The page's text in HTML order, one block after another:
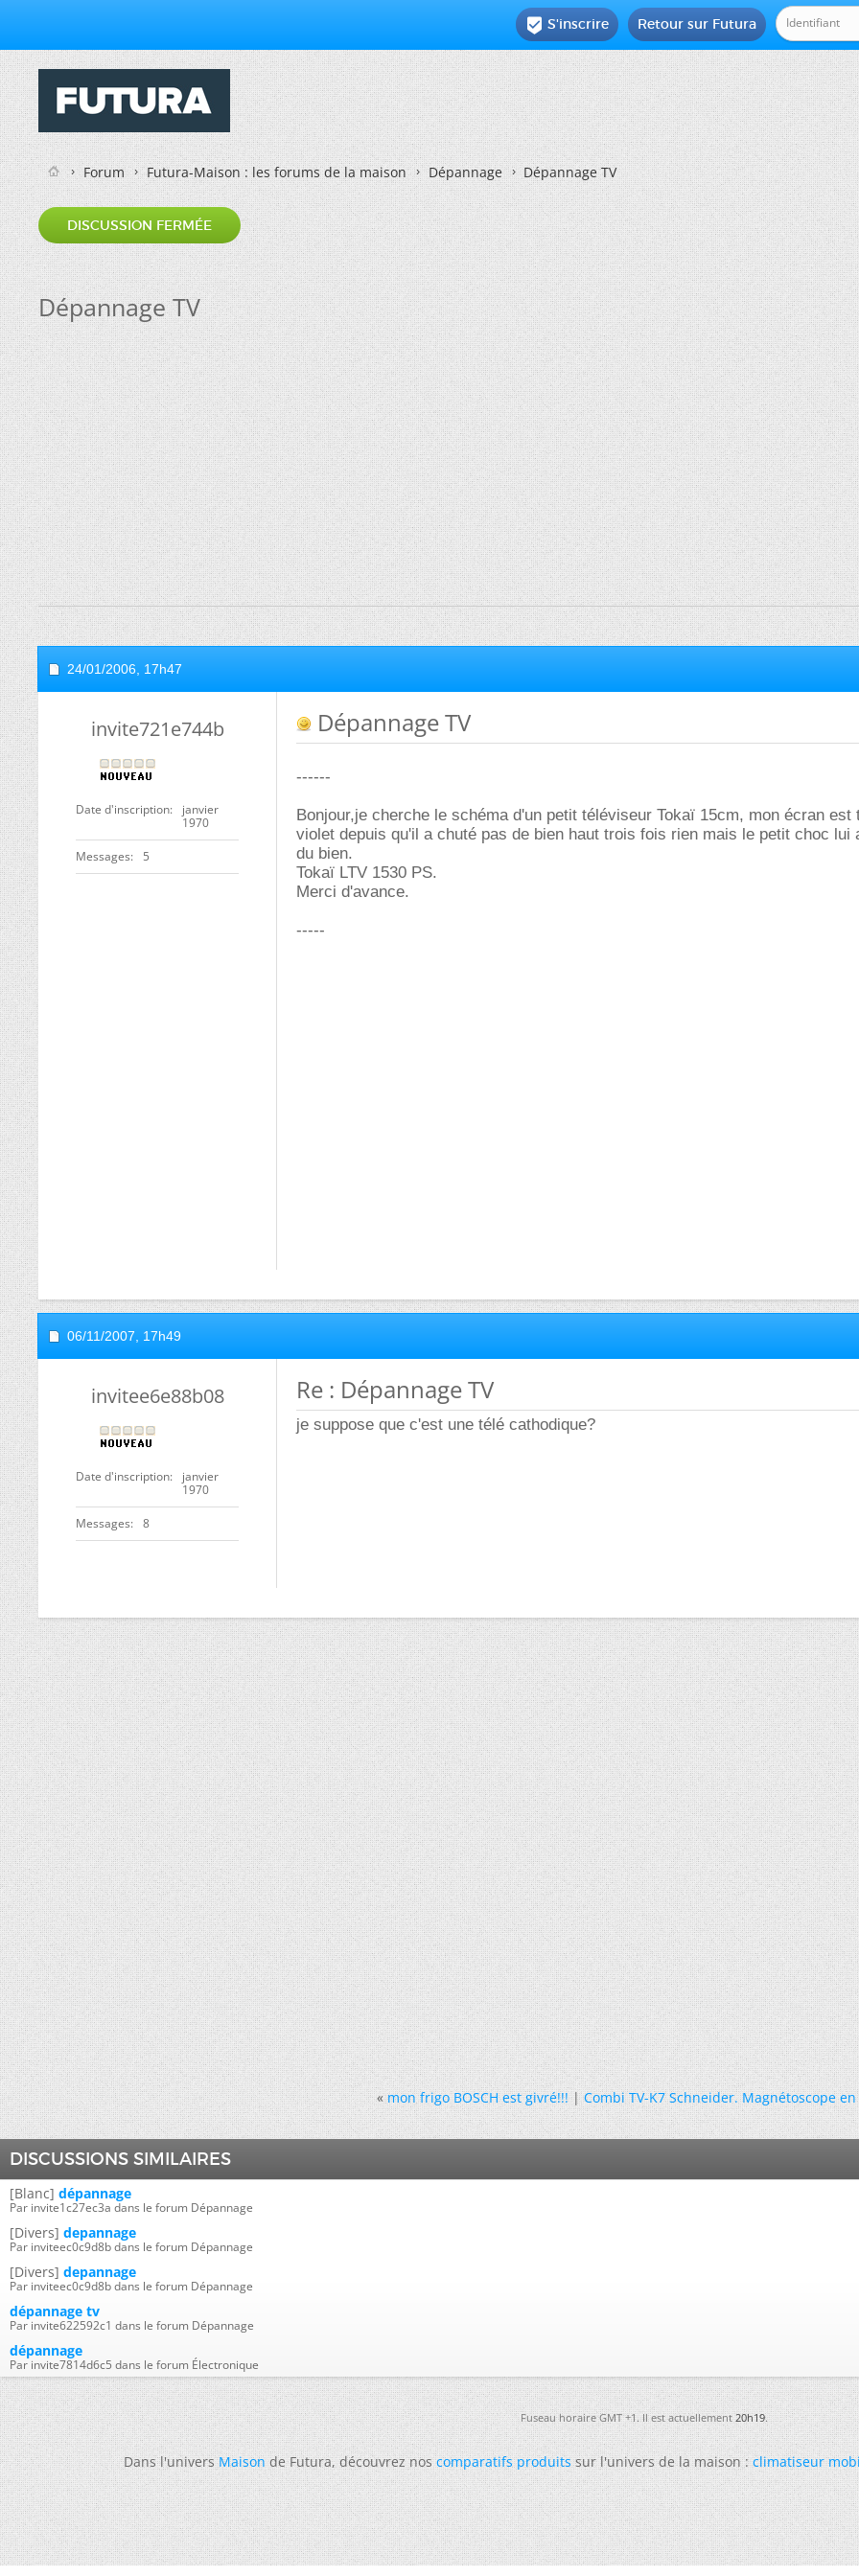
Retour sur Futura
 S'inscrire
Forum Futura-Maison : les forums de la maison Dépannage Dépannage TV
DISCUSSION FERMÉE
Dépannage TV
24/01/2006, 17h47
invite721e744b
Date d'inscription
janvier
1970
Messages 5
Dépannage TV
------
Bonjour,je cherche le schéma d'un petit téléviseur Tokaï 15cm, mon écran est
violet depuis qu'il a chuté pas de bien haut trois fois rien mais le petit choc lui
du bien.
Tokaï LTV 1530 PS.
Merci d'avance.
-----
06/11/2007, 17h49
invitee6e88b08
Date d'inscription
janvier
1970
Messages 8
Re : Dépannage TV
je suppose que c'est une télé cathodique?
« mon frigo BOSCH est givré!!!|Combi TV-K7 Schneider. Magnétoscope
DISCUSSIONS SIMILAIRES
[Blanc] dépannage
Par invite1c27ec3a dans le forum Dépannage
[Divers] depannage
Par inviteec0c9d8b dans le forum Dépannage
[Divers] depannage
Par inviteec0c9d8b dans le forum Dépannage
dépannage tv
Par invite622592c1 dans le forum Dépannage
dépannage
Par invite7814d6c5 dans le forum Électronique
Fuseau horaire GMT +1. Il est actuellement20h19.
Dans l'universMaisonde Futura, découvrez noscomparatifs produitssur l'univers de la maison :climatiseur